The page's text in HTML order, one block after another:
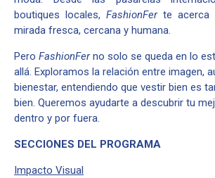
boutiques locales, FashionFerte acerca
mirada fresca, cercana y humana.
Pero FashionFerno solo se queda en lo
allá. Exploramos la relación entre imagen,
bienestar, entendiendo que vestir bien es
bien. Queremos ayudarte a descubrir tu
dentro y por fuera.
SECCIONES DEL PROGRAMA
Impacto Visual